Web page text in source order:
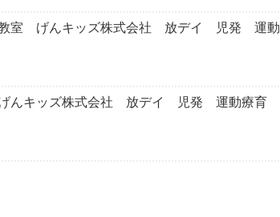
げんキッズ株式会社 放デイ 児発 運動
キッズ株式会社 放デイ 児発 運動療育